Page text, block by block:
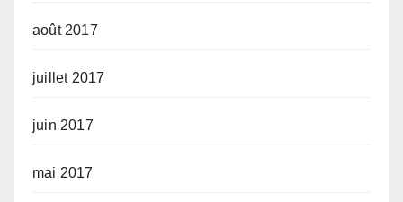
août 2017
juillet 2017
juin 2017
mai 2017